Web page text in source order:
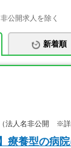
公開求人を除く
新着順
法人名非公開 ※詳
療養型の病